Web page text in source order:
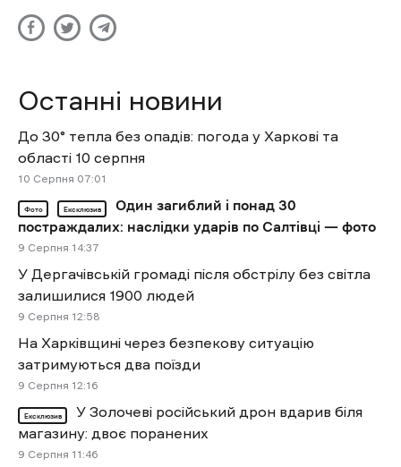
Останні новини
До 30° тепла без опадів: погода у Харкові та
області 10 серпня
10 Cерпня 07:01
Фото Ексклюзив
Один загиблий і понад 30
постраждалих: наслідки ударів по Салтівці — фото
9 Cерпня 14:37
У Дергачівській громаді після обстрілу без світла
залишилися 1900 людей
9 Cерпня 12:58
На Харківщині через безпекову ситуацію
затримуються два поїзди
9 Cерпня 12:16
Ексклюзив
У Золочеві російський дрон вдарив біля
магазину: двоє поранених
9 Cерпня 11:46